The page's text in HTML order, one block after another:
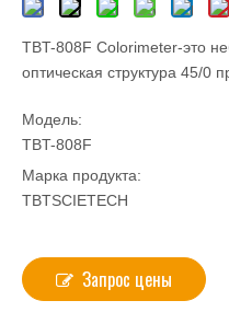
TBT-808F Colorimeter-это
оптическая структура 45/0
Модель:
TBT-808F
Марка продукта:
TBTSCIETECH
Запрос цены